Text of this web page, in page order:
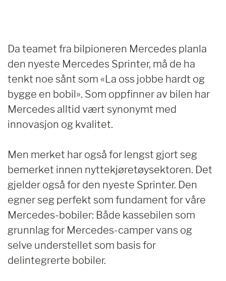
Da teamet fra bilpioneren Mercedes planla
den nyeste Mercedes Sprinter, må de ha
tenkt noe sånt som «La oss jobbe hardt og
bygge en bobil». Som oppfinner av bilen har
Mercedes alltid vært synonymt med
innovasjon og kvalitet.
Men merket har også for lengst gjort seg
bemerket innen nyttekjøretøysektoren. Det
gjelder også for den nyeste Sprinter. Den
egner seg perfekt som fundament for våre
Mercedes-bobiler: Både kassebilen som
grunnlag for Mercedes-camper vans og
selve understellet som basis for
delintegrerte bobiler.